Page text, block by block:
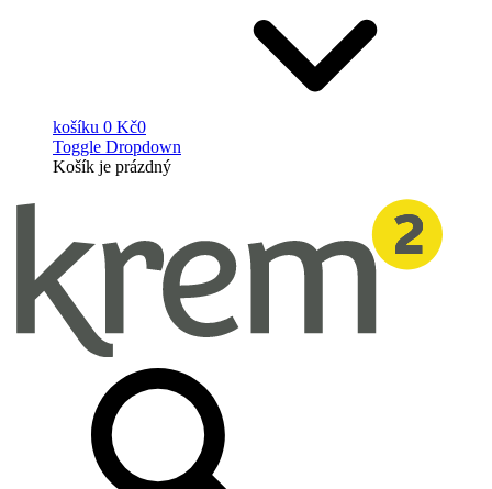
košíku 0 Kč0
Toggle Dropdown
Košík je prázdný